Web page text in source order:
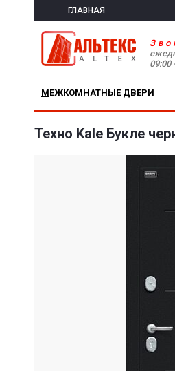
ГЛАВНАЯ
09:00
МЕЖКОМНАТНЫЕ ДВЕРИ
Техно Kale Букле